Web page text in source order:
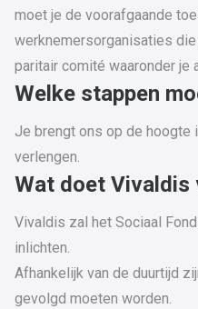
moet je de voorafgaande
werknemersorganisaties
paritair comité waaronder je
Welke stappen
Je brengt ons op de hoogte
verlengen.
Wat doet Vivaldis
Vivaldis zal het Sociaal
inlichten.
Afhankelijk van de duurtijd
gevolgd moeten worden.